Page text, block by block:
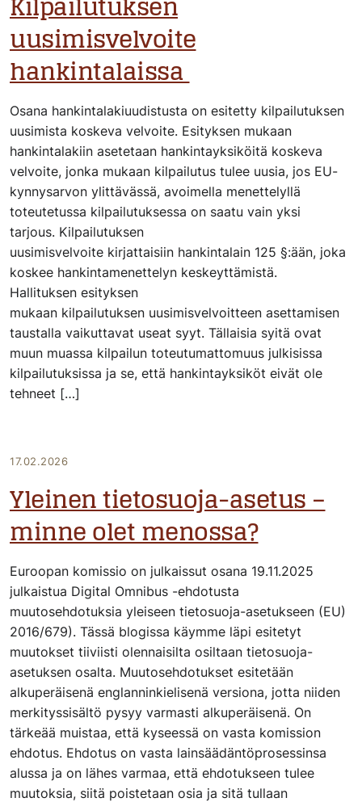
uusimisvelvoite
hankintalaissa
Osana hankintalakiuudistusta on esitetty kilpailutuksen
uusimista koskeva velvoite. Esityksen mukaan
hankintalakiin asetetaan hankintayksiköitä koskeva
velvoite, jonka mukaan kilpailutus tulee uusia, jos EU-
kynnysarvon ylittävässä, avoimella menettelyllä
toteutetussa kilpailutuksessa on saatu vain yksi
tarjous. Kilpailutuksen
uusimisvelvoite kirjattaisiin hankintalain 125 §:ään, joka
koskee hankintamenettelyn keskeyttämistä.
Hallituksen esityksen
mukaan kilpailutuksen uusimisvelvoitteen asettamisen
taustalla vaikuttavat useat syyt. Tällaisia syitä ovat
muun muassa kilpailun toteutumattomuus julkisissa
kilpailutuksissa ja se, että hankintayksiköt eivät ole
tehneet […]
17.02.2026
Yleinen tietosuoja-asetus –
minne olet menossa?
Euroopan komissio on julkaissut osana 19.11.2025
julkaistua Digital Omnibus -ehdotusta
muutosehdotuksia yleiseen tietosuoja-asetukseen (EU)
2016/679). Tässä blogissa käymme läpi esitetyt
muutokset tiiviisti olennaisilta osiltaan tietosuoja-
asetuksen osalta. Muutosehdotukset esitetään
alkuperäisenä englanninkielisenä versiona, jotta niiden
merkityssisältö pysyy varmasti alkuperäisenä. On
tärkeää muistaa, että kyseessä on vasta komission
ehdotus. Ehdotus on vasta lainsäädäntöprosessinsa
alussa ja on lähes varmaa, että ehdotukseen tulee
muutoksia, siitä poistetaan osia ja sitä tullaan